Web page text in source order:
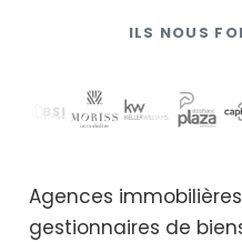
ILS NOUS
Agences
gestionnaires de